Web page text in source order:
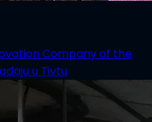
Company of the
u Tivtu